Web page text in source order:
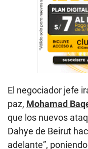
El negociador jefe
paz, Mohamad
que los nuevos
Dahye de Beirut
adelante”,